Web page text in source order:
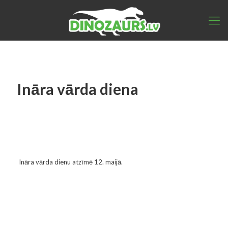
Ināra vārda diena
Ināra vārda dienu atzīmē 12. maijā.